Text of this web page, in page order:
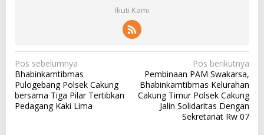
Ikuti Kami
N
a
v
i
Pos sebelumnya
Bhabinkamtibmas
Pulogebang Polsek Cakung
bersama Tiga Pilar Tertibkan
Pedagang Kaki Lima
Pos berikutnya
Pembinaan PAM Swakarsa,
Bhabinkamtibmas Kelurahan
Cakung Timur Polsek Cakung
Jalin Solidaritas Dengan
Sekretariat Rw 07